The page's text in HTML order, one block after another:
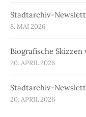
Stadtarchiv-
8. MAI 2026
Biografische
20. APRIL 2026
Stadtarchiv-
20. APRIL 2026